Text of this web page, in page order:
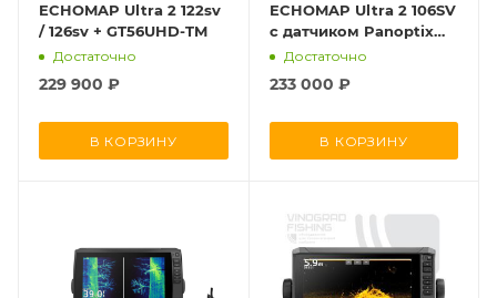
ECHOMAP Ultra 2 122sv
/ 126sv + GT56UHD-TM
Достаточно
229 900 ₽
В КОРЗИНУ
ECHOMAP Ultra 2 106SV
с датчиком Panoptix
LVS34&GLS10
Достаточно
233 000 ₽
В КОРЗИНУ